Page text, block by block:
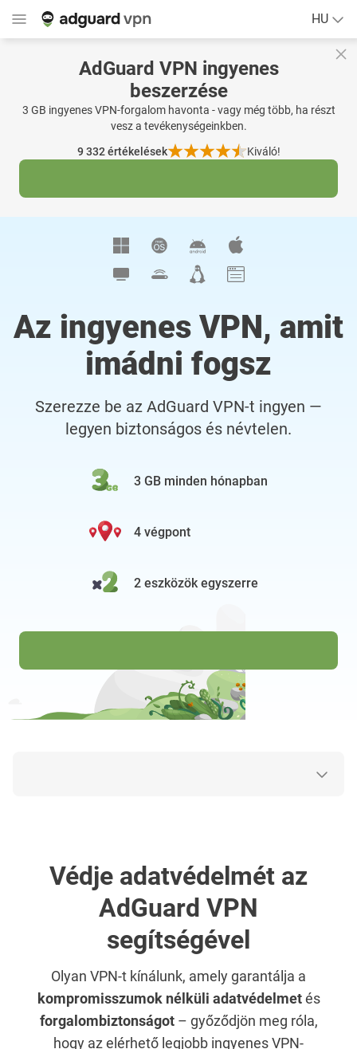
HU
AdGuard VPN ingyenes
beszerzése
3 GB ingyenes VPN-forgalom havonta - vagy még több, ha részt
vesz a tevékenységeinkben.
9 332értékelések Kiváló!
Az ingyenes VPN, amit
imádni fogsz
Szerezze be az AdGuard VPN-t ingyen —
legyen biztonságos és névtelen.
3 GB minden hónapban
4 végpont
2 eszközök egyszerre
Védje adatvédelmét az
AdGuard VPN
segítségével
Olyan VPN-t kínálunk, amely garantálja a
kompromisszumok nélküli adatvédelmetés
forgalombiztonságot– győződjön meg róla,
hogy az elérhető legjobb ingyenes VPN-